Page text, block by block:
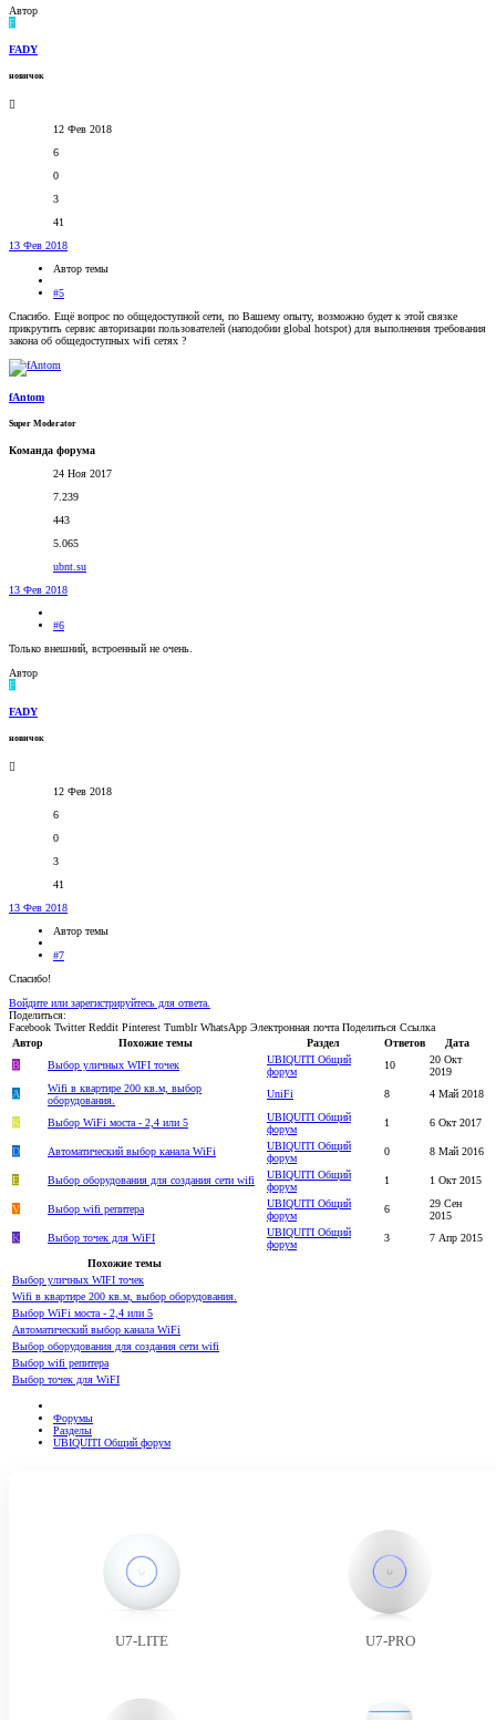
Автор
F
FADY
новичок
12 Фев 2018
6
0
3
41
13 Фев 2018
Автор темы
#5
Спасибо. Ещё вопрос по общедоступной сети, по Вашему опыту, возможно будет к этой связке
прикрутить сервис авторизации пользователей (наподобии global hotspot) для выполнения требования
закона об общедоступных wifi сетях ?
fAntom
Super Moderator
Команда форума
24 Ноя 2017
7.239
443
5.065
ubnt.su
13 Фев 2018
#6
Только внешний, встроенный не очень.
Автор
F
FADY
новичок
12 Фев 2018
6
0
3
41
13 Фев 2018
Автор темы
#7
Спасибо!
Войдите или зарегистрируйтесь для ответа.
Поделиться:
Facebook Twitter Reddit Pinterest Tumblr WhatsApp Электронная почта Поделиться Ссылка
Автор
Похожие темы Раздел Ответов
Дата
B
Выбор уличных WIFI точек
UBIQUITI Общий
форум
10
20 Окт
2019
A
Wifi в квартире 200 кв.м, выбор
оборудования.
UniFi 8 4 Май 2018
K Выбор WiFi моста - 2,4 или 5
UBIQUITI Общий
форум
1 6 Окт 2017
D Автоматический выбор канала WiFi
UBIQUITI Общий
форум
0 8 Май 2016
E Выбор оборудования для создания сети wifi
UBIQUITI Общий
форум
1 1 Окт 2015
V Выбор wifi репитера
UBIQUITI Общий
форум
6
29 Сен
2015
K
Выбор точек для WiFI
UBIQUITI Общий
форум
3 7 Апр 2015
Похожие темы
Выбор уличных WIFI точек
Wifi в квартире 200 кв.м, выбор оборудования.
Выбор WiFi моста - 2,4 или 5
Автоматический выбор канала WiFi
Выбор оборудования для создания сети wifi
Выбор wifi репитера
Выбор точек для WiFI
Форумы
Разделы
UBIQUITI Общий форум
U7-LITE U7-PRO